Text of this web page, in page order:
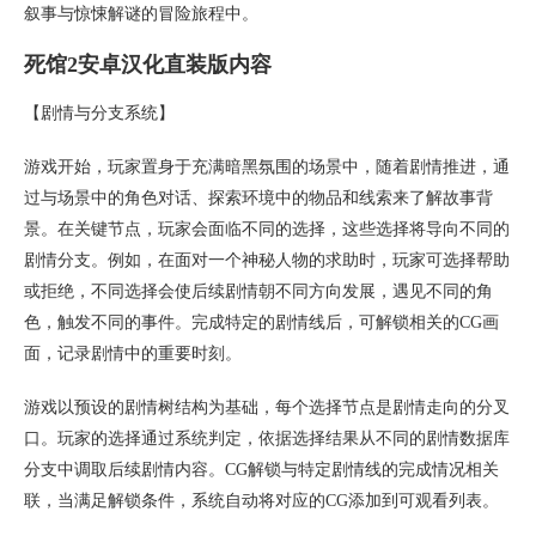
叙事与惊悚解谜的冒险旅程中。
死馆2安卓汉化直装版内容
【剧情与分支系统】
游戏开始，玩家置身于充满暗黑氛围的场景中，随着剧情推进，通
过与场景中的角色对话、探索环境中的物品和线索来了解故事背
景。在关键节点，玩家会面临不同的选择，这些选择将导向不同的
剧情分支。例如，在面对一个神秘人物的求助时，玩家可选择帮助
或拒绝，不同选择会使后续剧情朝不同方向发展，遇见不同的角
色，触发不同的事件。完成特定的剧情线后，可解锁相关的CG画
面，记录剧情中的重要时刻。
游戏以预设的剧情树结构为基础，每个选择节点是剧情走向的分叉
口。玩家的选择通过系统判定，依据选择结果从不同的剧情数据库
分支中调取后续剧情内容。CG解锁与特定剧情线的完成情况相关
联，当满足解锁条件，系统自动将对应的CG添加到可观看列表。